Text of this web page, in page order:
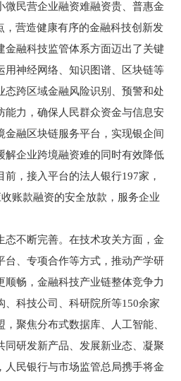
微民营企业融资难融资贵、普惠金
，营造健康有序的金融科技创新发
金融科技监管体系方面迈出了关键
用神经网络、知识图谱、区块链等
态跨区域金融风险识别、预警和处
能力，确保人民群众资金与信息安
金融区块链服务平台，实现银企间
解企业跨境融资难的同时有效降低
，接入平台的法人银行197家，
账款融资的安全放款，服务企业
不断完善。在技术攻关方面，金
台、专项合作等方式，推动产学研
顺畅，金融科技产业链整体竞争力
、科技公司、科研院所等150余家
聚焦分布式数据库、人工智能、
同研发新产品、发展新业态、凝聚
人民银行与市场监管总局携手将金